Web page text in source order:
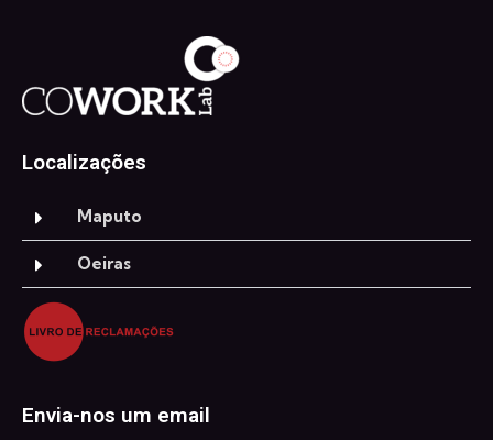
Localizações
Maputo
Oeiras
Envia-nos um email